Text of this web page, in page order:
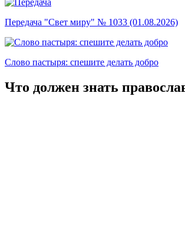
Передача "Свет миру" № 1033 (01.08.2026)
Слово пастыря: спешите делать добро
Что должен знать